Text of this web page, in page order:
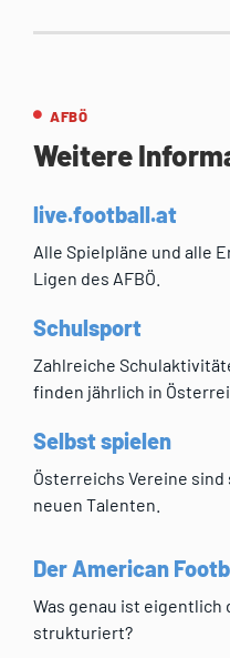
AFBÖ
Weitere
live.football.at
Alle Spielpläne und alle
Ligen des AFBÖ.
Schulsport
Zahlreiche
finden jährlich in
Selbst spielen
Österreichs Vereine
neuen Talenten.
Der American
Was genau ist eigentlich
strukturiert?